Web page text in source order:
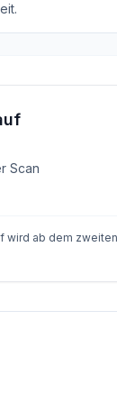
Scan
wird ab dem